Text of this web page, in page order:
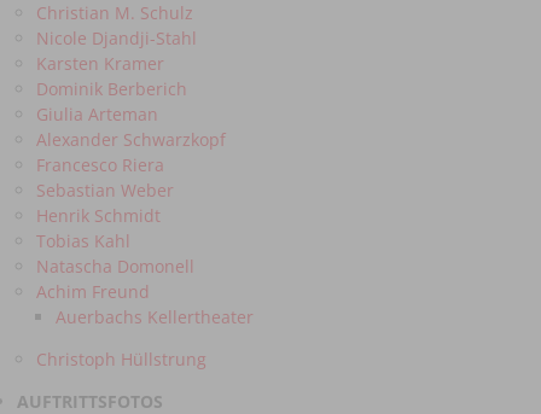
Christian M. Schulz
Nicole Djandji-Stahl
Karsten Kramer
Dominik Berberich
Giulia Arteman
Alexander Schwarzkopf
Francesco Riera
Sebastian Weber
Henrik Schmidt
Tobias Kahl
Natascha Domonell
Achim Freund
Auerbachs Kellertheater
Christoph Hüllstrung
AUFTRITTSFOTOS